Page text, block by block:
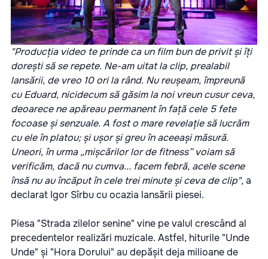
"Producția video te prinde ca un film bun de privit și îți
dorești să se repete. Ne-am uitat la clip, prealabil
lansării, de vreo 10 ori la rând. Nu reușeam, împreună
cu Eduard, nicidecum să găsim la noi vreun cusur ceva,
deoarece ne apăreau permanent în față cele 5 fete
focoase și senzuale. A fost o mare revelație să lucrăm
cu ele în platou; și ușor și greu în aceeași măsură.
Uneori, în urma „mișcărilor lor de fitness” voiam să
verificăm, dacă nu cumva... facem febră, acele scene
însă nu au încăput în cele trei minute și ceva de clip",a
declarat Igor Sîrbu cu ocazia lansării piesei.
Piesa "Strada zilelor senine" vine pe valul crescând al
precedentelor realizări muzicale. Astfel, hiturile "Unde
Unde" și "Hora Dorului" au depășit deja milioane de